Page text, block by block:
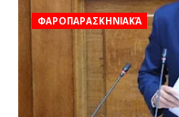
ΦΑΡΟΠΑΡΑΣΚΗΝΙΑΚΆ